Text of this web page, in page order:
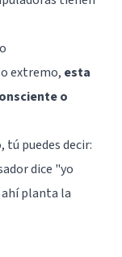
extremo, esta
o
tú puedes decir:
dice "yo
planta la